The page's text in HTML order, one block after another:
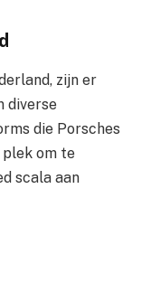
zijn er
diverse
die Porsches
plek om te
scala aan